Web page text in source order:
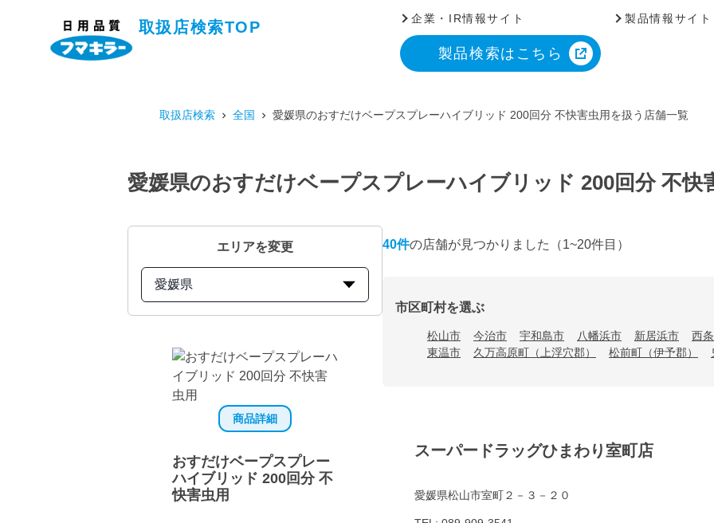
取扱店検索TOP
企業・IR情報サイト 製品情報サイト
製品検索はこちら
取扱店検索 全国 愛媛県のおすだけベープスプレーハイブリッド 200回分 不快害虫用を扱う店舗一覧
愛媛県のおすだけベープスプレーハイブリッド 200回分 不快
エリアを変更
愛媛県
商品詳細
おすだけベープスプレー
ハイブリッド 200回分 不
快害虫用
40件の店舗が見つかりました （1~20件目）
市区町村を選ぶ
松山市 今治市 宇和島市 八幡浜市 新居浜市
西
東温市
久万高原町（上浮穴郡） 松前町（伊予郡）
スーパードラッグひまわり室町店
愛媛県松山市室町２－３－２０